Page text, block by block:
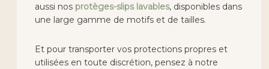
aussi nos protèges-slips lavables, disponibles dans
une large gamme de motifs et de tailles.
Et pour transporter vos protections propres et
utilisées en toute discrétion, pensez à notre